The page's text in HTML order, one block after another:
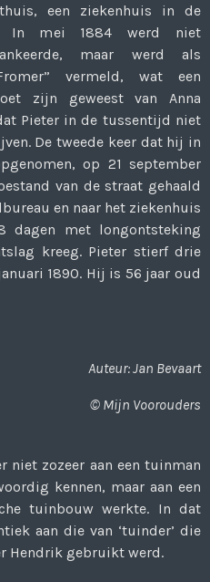
een ziekenhuis in de
In mei 1884 werd niet
maar werd als
vermeld, wat een
zijn geweest van Anna
Pieter in de tussentijd niet
De tweede keer dat hij in
op 21 september
van de straat gehaald
en naar het ziekenhuis
dagen met longontsteking
kreeg. Pieter stierf drie
1890. Hij is 56 jaar oud
Auteur: Jan Bevaart
© Mijn Voorouders
niet zozeer aan een tuinman
kennen, maar aan een
tuinbouw werkte. In dat
aan die van ‘tuinder’ die
Hendrik gebruikt werd.